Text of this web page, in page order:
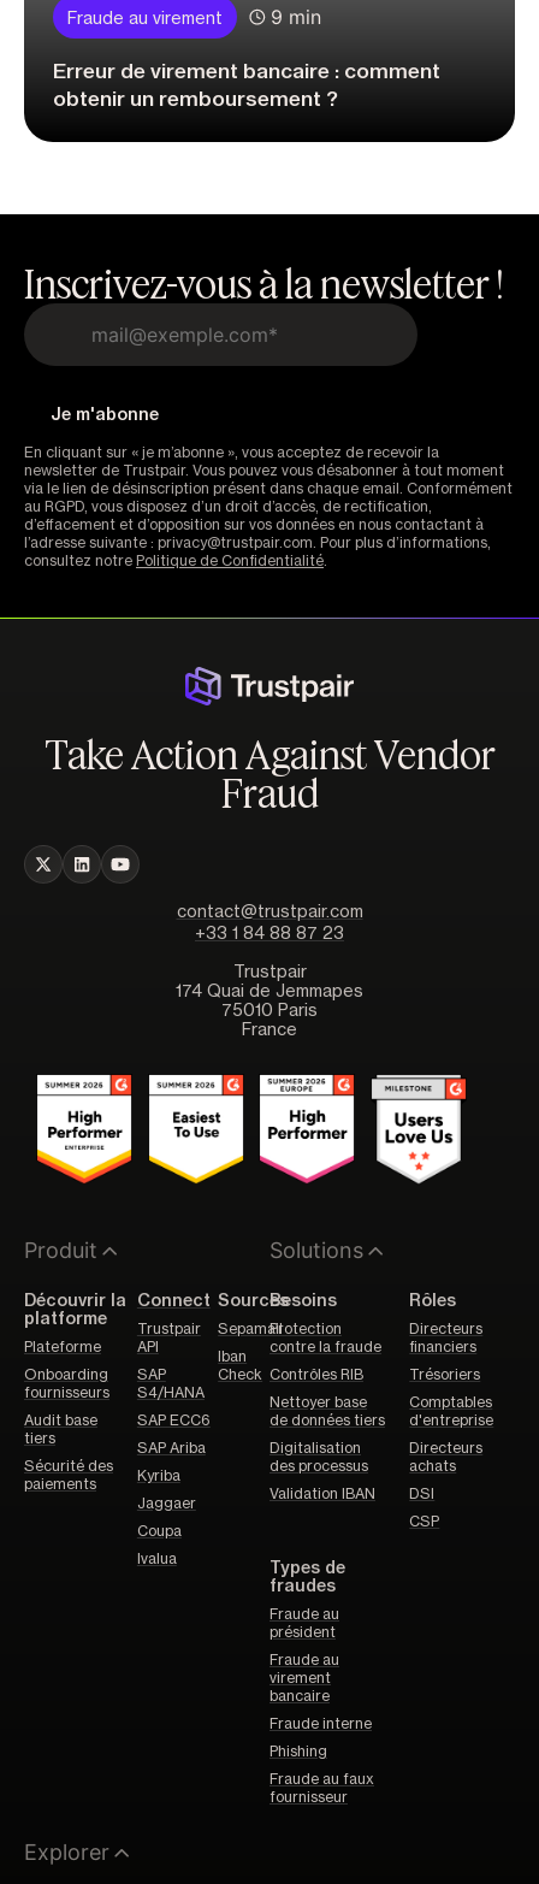
Fraude au virement 9 min
Erreur de virement bancaire : comment
obtenir un remboursement ?
Inscrivez-vous à la newsletter !
En cliquant sur « je m’abonne », vous acceptez de recevoir la
newsletter de Trustpair. Vous pouvez vous désabonner à tout moment
via le lien de désinscription présent dans chaque email. Conformément
au RGPD, vous disposez d’un droit d’accès, de rectification,
d’effacement et d’opposition sur vos données en nous contactant à
l’adresse suivante : privacy@trustpair.com. Pour plus d’informations,
consultez notre Politique de Confidentialité
Take Action Against Vendor
Fraud
contact@trustpair.com
+33 1 84 88 87 23
Trustpair
174 Quai de Jemmapes
75010 Paris
France
Produit
Découvrir la
platforme
Plateforme
Onboarding
fournisseurs
Audit base
tiers
Sécurité des
paiements
Connect
Trustpair
API
SAP
S4/HANA
SAP ECC6
SAP Ariba
Kyriba
Jaggaer
Coupa
Ivalua
Sources
Sepamail
Iban
Check
Solutions
Besoins
Protection
contre la fraude
Contrôles RIB
Nettoyer base
de données tiers
Digitalisation
des processus
Validation IBAN
Rôles
Directeurs
financiers
Trésoriers
Comptables
d'entreprise
Directeurs
achats
DSI
CSP
Types de
fraudes
Fraude au
président
Fraude au
virement
bancaire
Fraude interne
Phishing
Fraude au faux
fournisseur
Explorer